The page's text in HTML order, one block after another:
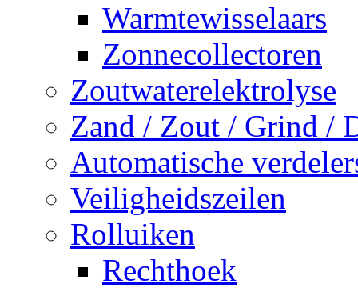
Warmtewisselaars
Zonnecollectoren
Zoutwaterelektrolyse
Zand / Zout / Grind /
Automatische
Veiligheidszeilen
Rolluiken
Rechthoek